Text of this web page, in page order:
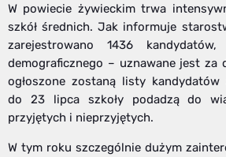
W powiecie żywieckim trwa
szkół średnich. Jak informuje
zarejestrowano 1436
demograficznego – uznawane jest
ogłoszone zostaną listy kandydatów
do 23 lipca szkoły podadzą do
przyjętych i nieprzyjętych.
W tym roku szczególnie dużym